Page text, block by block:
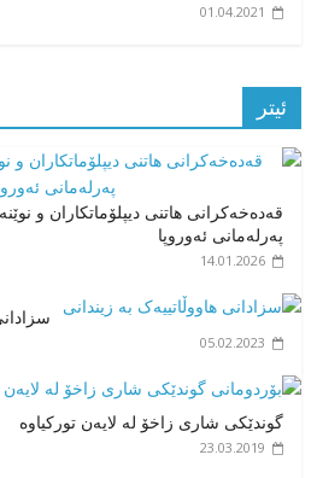
01.04.2021
ئیتر
قەدەخەکرانی هاتنی دیپلۆماتکاران و
پەرلەمانی ئەوروپا
14.01.2026
05.02.2023
گوندێکی شاری زاخۆ لە لایەن تورکیاوە
23.03.2019